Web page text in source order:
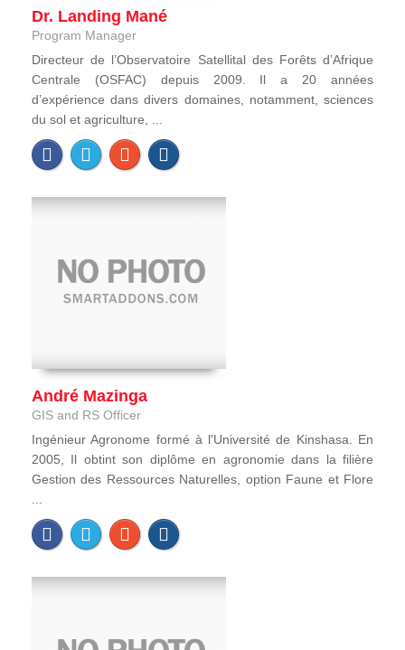
Dr. Landing Mané
Program Manager
Directeur de l’Observatoire Satellital des Forêts d’Afrique
Centrale (OSFAC) depuis 2009. Il a 20 années
d’expérience dans divers domaines, notamment, sciences
du sol et agriculture, ...
André Mazinga
GIS and RS Officer
Ingénieur Agronome formé à l'Université de Kinshasa. En
2005, Il obtint son diplôme en agronomie dans la filière
Gestion des Ressources Naturelles, option Faune et Flore